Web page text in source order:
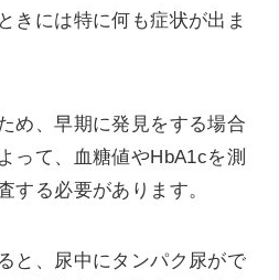
きには特に何も症状が出ま
め、早期に発見をする場合
って、血糖値やHbA1cを測
する必要があります。
と、尿中にタンパク尿がで